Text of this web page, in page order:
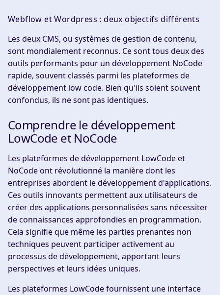
Webflow et Wordpress : deux objectifs différents
Les deux CMS, ou systèmes de gestion de contenu,
sont mondialement reconnus. Ce sont tous deux des
outils performants pour un développement NoCode
rapide, souvent classés parmi les plateformes de
développement low code. Bien qu'ils soient souvent
confondus, ils ne sont pas identiques.
Comprendre le développement
LowCode et NoCode
Les plateformes de développement LowCode et
NoCode ont révolutionné la manière dont les
entreprises abordent le développement d'applications.
Ces outils innovants permettent aux utilisateurs de
créer des applications personnalisées sans nécessiter
de connaissances approfondies en programmation.
Cela signifie que même les parties prenantes non
techniques peuvent participer activement au
processus de développement, apportant leurs
perspectives et leurs idées uniques.
Les plateformes LowCode fournissent une interface